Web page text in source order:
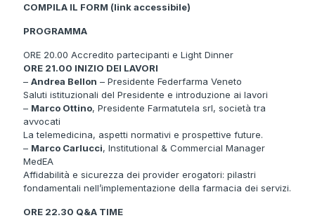
COMPILA IL FORM (link accessibile)
PROGRAMMA
ORE 20.00 Accredito partecipanti e Light Dinner
ORE 21.00 INIZIO DEI LAVORI
– Andrea Bellon – Presidente Federfarma Veneto
Saluti istituzionali del Presidente e introduzione ai lavori
– Marco Ottino, Presidente Farmatutela srl, società tra
avvocati
La telemedicina, aspetti normativi e prospettive future.
– Marco Carlucci, Institutional & Commercial Manager
MedEA
Affidabilità e sicurezza dei provider erogatori: pilastri
fondamentali nell’implementazione della farmacia dei servizi.
ORE 22.30 Q&A TIME